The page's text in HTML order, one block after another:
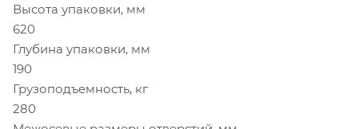
Высота упаковки, мм
620
Глубина упаковки, мм
190
Грузоподъемность, кг
280